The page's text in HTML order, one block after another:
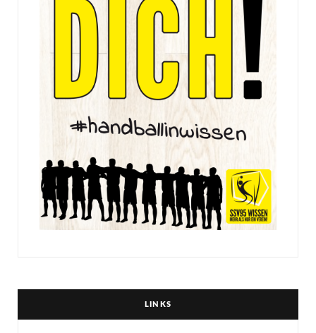
LINKS